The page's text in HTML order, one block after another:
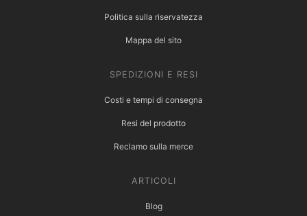
Politica sulla riservatezza
Mappa del sito
SPEDIZIONI E RESI
Costi e tempi di consegna
Resi del prodotto
Reclamo sulla merce
ARTICOLI
Blog